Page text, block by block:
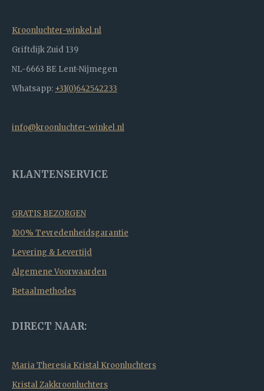
Kroonluchter-winkel.nl
Griftdijk Zuid 139
NL-6663 BE Lent-Nijmegen
Whatsapp: +31(0)642542233
info@kroonluchter-winkel.nl
KLANTENSERVICE
GRATIS BEZORGEN
100% Tevredenheidsgarantie
Levering & Levertijd
Algemene Voorwaarden
Betaalmethodes
DIRECT NAAR:
Maria Theresia Kristal Kroonluchters
Kristal Zakkroonluchters